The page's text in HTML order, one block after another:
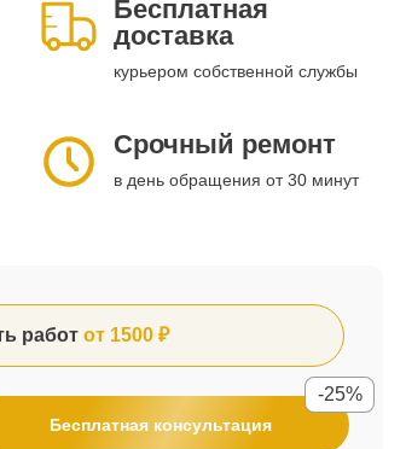
Бесплатная
доставка
курьером собственной службы
Срочный ремонт
в день обращения от 30 минут
работ от 1500 ₽
Бесплатная консультация
-25%